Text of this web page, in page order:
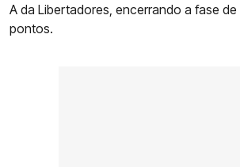
A da Libertadores, encerrando a fase de
pontos.